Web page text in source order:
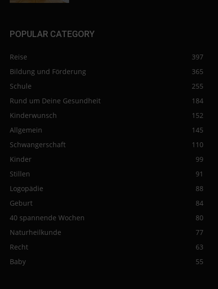
POPULAR CATEGORY
Reise
397
Bildung und Förderung
365
Schule
255
Rund um Deine Gesundheit
184
Kinderwunsch
152
Allgemein
145
Schwangerschaft
110
Kinder
99
Stillen
91
Logopädie
88
Geburt
84
40 spannende Wochen
80
Naturheilkunde
77
Recht
63
Baby
55